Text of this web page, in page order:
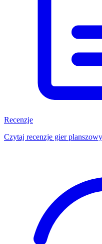
Recenzje
Czytaj recenzje gier